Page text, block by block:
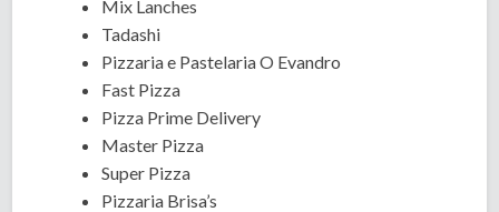
Mix Lanches
Tadashi
Pizzaria e Pastelaria O Evandro
Fast Pizza
Pizza Prime Delivery
Master Pizza
Super Pizza
Pizzaria Brisa’s